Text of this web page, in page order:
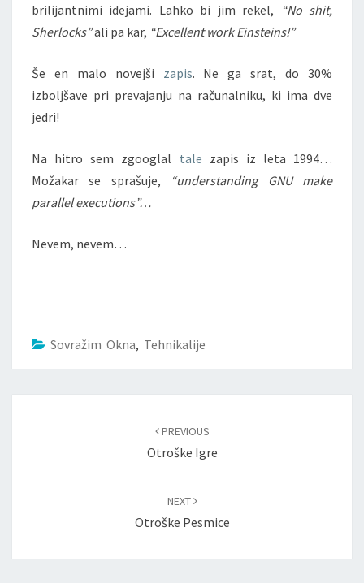
brilijantnimi idejami. Lahko bi jim rekel,
“No shit,
Sherlocks”ali pa kar, “Excellent work Einsteins!”
Še en malo novejši zapis. Ne ga srat, do 30%
izboljšave pri prevajanju na računalniku, ki ima dve
jedri!
Na hitro sem zgooglal tale zapis iz leta 1994…
Možakar se sprašuje,
“understanding GNU make
parallel executions”…
Nevem, nevem…
Sovražim Okna, Tehnikalije
PREVIOUS
Otroške Igre
NEXT
Otroške Pesmice